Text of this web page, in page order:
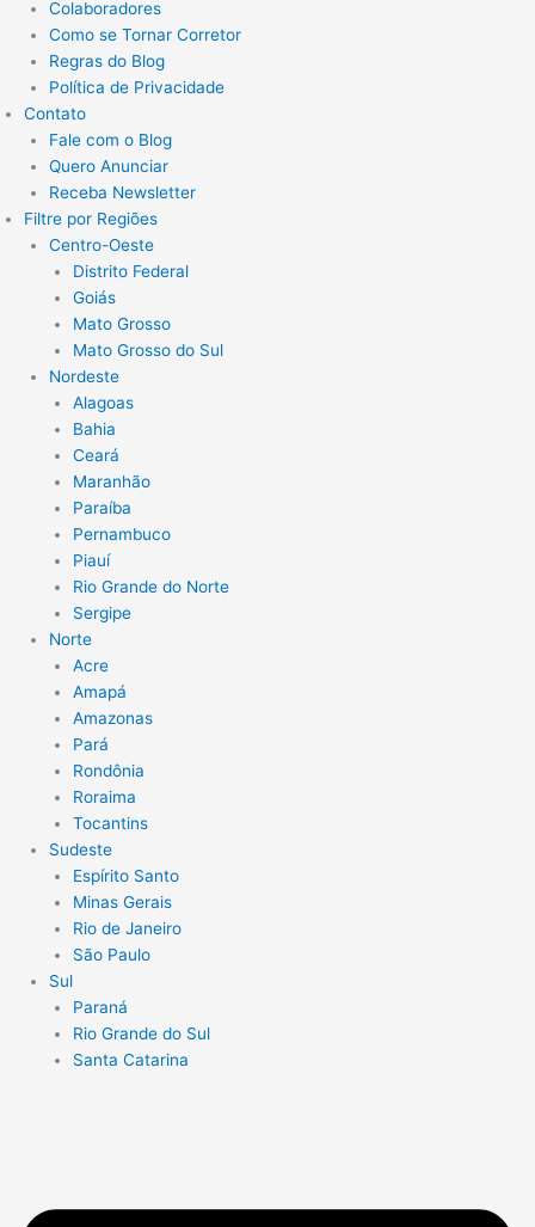
Colaboradores
Como se Tornar Corretor
Regras do Blog
Política de Privacidade
Contato
Fale com o Blog
Quero Anunciar
Receba Newsletter
Filtre por Regiões
Centro-Oeste
Distrito Federal
Goiás
Mato Grosso
Mato Grosso do Sul
Nordeste
Alagoas
Bahia
Ceará
Maranhão
Paraíba
Pernambuco
Piauí
Rio Grande do Norte
Sergipe
Norte
Acre
Amapá
Amazonas
Pará
Rondônia
Roraima
Tocantins
Sudeste
Espírito Santo
Minas Gerais
Rio de Janeiro
São Paulo
Sul
Paraná
Rio Grande do Sul
Santa Catarina